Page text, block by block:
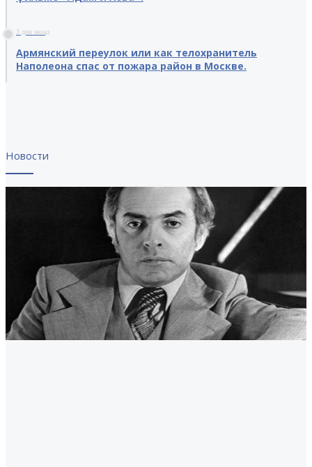
3 дня назад
Армянский переулок или как телохранитель
Наполеона спас от пожара район в Москве.
Новости